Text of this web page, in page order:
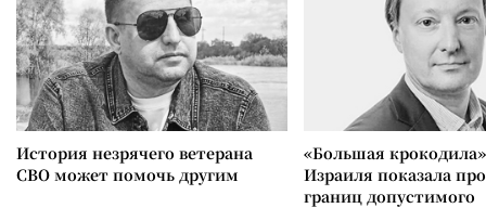
История незрячего ветерана
СВО может помочь другим
«Большая
Израиля показала
границ допустимого